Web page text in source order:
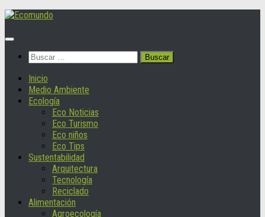
Saltar
contenido
Buscar:
Inicio
Medio Ambiente
Ecología
Eco Noticias
Eco Turismo
Eco niños
Eco Tips
Sustentabilidad
Arquitectura
Tecnología
Reciclado
Alimentación
Agroecología